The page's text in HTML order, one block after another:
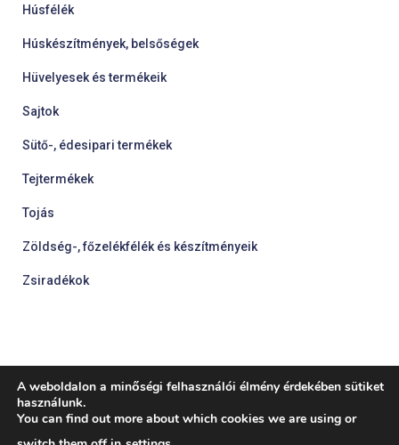
Húsfélék
Húskészítmények, belsőségek
Hüvelyesek és termékeik
Sajtok
Sütő-, édesipari termékek
Tejtermékek
Tojás
Zöldség-, főzelékfélék és készítményeik
Zsiradékok
A weboldalon a minőségi felhasználói élmény érdekében sütiket
használunk.
You can find out more about which cookies we are using or